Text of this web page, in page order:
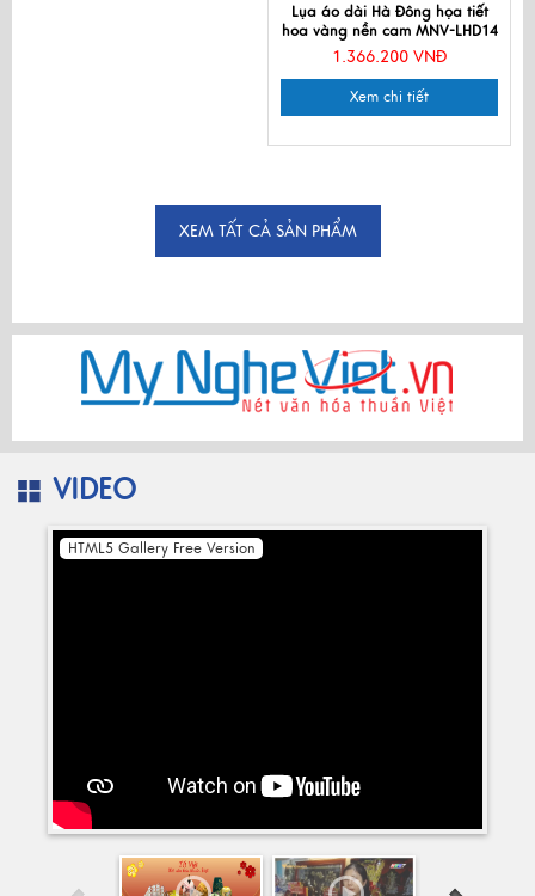
Lụa áo dài Hà Đông họa tiết
hoa vàng nền cam MNV-LHD14
1.366.200 VNĐ
Xem chi tiết
XEM TẤT CẢ SẢN PHẨM
VIDEO
HTML5 Gallery Free Version